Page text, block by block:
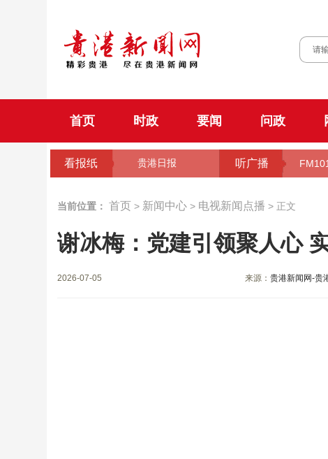
首页 时政 要闻 问政
看报纸 贵港日报 听广播
当前位置： 首页 > 新闻中心 > 电视新闻点播 > 正文
谢冰梅：党建引领聚人心
2026-07-05 来源：贵港新闻网-贵